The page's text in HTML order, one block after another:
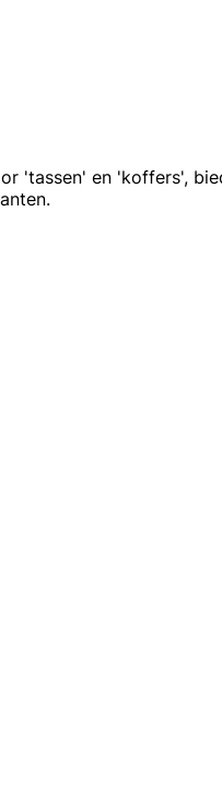
'tassen' en 'koffers',